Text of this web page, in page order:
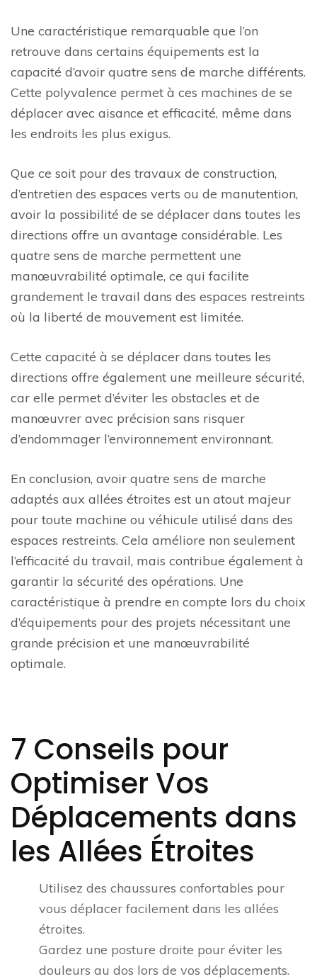
Une caractéristique remarquable que l’on
retrouve dans certains équipements est la
capacité d’avoir quatre sens de marche différents.
Cette polyvalence permet à ces machines de se
déplacer avec aisance et efficacité, même dans
les endroits les plus exigus.
Que ce soit pour des travaux de construction,
d’entretien des espaces verts ou de manutention,
avoir la possibilité de se déplacer dans toutes les
directions offre un avantage considérable. Les
quatre sens de marche permettent une
manœuvrabilité optimale, ce qui facilite
grandement le travail dans des espaces restreints
où la liberté de mouvement est limitée.
Cette capacité à se déplacer dans toutes les
directions offre également une meilleure sécurité,
car elle permet d’éviter les obstacles et de
manœuvrer avec précision sans risquer
d’endommager l’environnement environnant.
En conclusion, avoir quatre sens de marche
adaptés aux allées étroites est un atout majeur
pour toute machine ou véhicule utilisé dans des
espaces restreints. Cela améliore non seulement
l’efficacité du travail, mais contribue également à
garantir la sécurité des opérations. Une
caractéristique à prendre en compte lors du choix
d’équipements pour des projets nécessitant une
grande précision et une manœuvrabilité
optimale.
7 Conseils pour
Optimiser Vos
Déplacements dans
les Allées Étroites
Utilisez des chaussures confortables pour
vous déplacer facilement dans les allées
étroites.
Gardez une posture droite pour éviter les
douleurs au dos lors de vos déplacements.